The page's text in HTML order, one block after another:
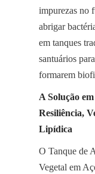
impurezas no
abrigar
em tanques
santuários
formarem
A Solução
Resiliência,
Lipídica
O Tanque de
Vegetal em